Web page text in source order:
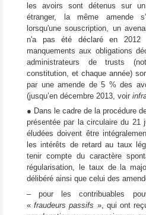
les avoirs sont détenus sur un
étranger, la même amende
lorsqu'une souscription, un
n'a pas été déclaré en
manquements aux obligations
administrateurs de trusts
constitution, et chaque année)
par une amende de 5 % des
(jusqu’en décembre 2013, voir
● Dans le cadre de la procédure
présentée par la circulaire du 21
éludées doivent être
les intérêts de retard au taux
tenir compte du caractère
régularisation, le taux de la
délibéré ainsi que celui des
– pour les contribuables
«fraudeurs passifs », qui ont